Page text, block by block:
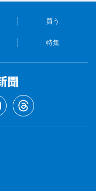
買う
特集